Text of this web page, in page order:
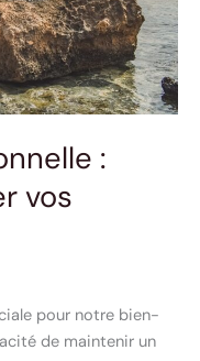
:
vos
pour notre bien-
de maintenir un